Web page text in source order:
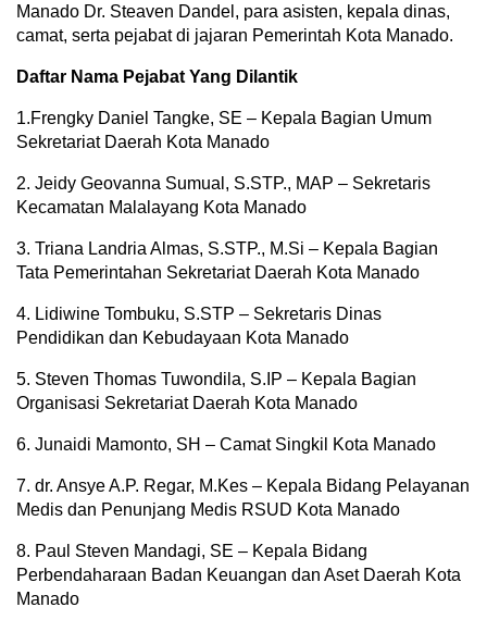
Manado Dr. Steaven Dandel, para asisten, kepala dinas,
camat, serta pejabat di jajaran Pemerintah Kota Manado.
Daftar Nama Pejabat Yang Dilantik
1.Frengky Daniel Tangke, SE – Kepala Bagian Umum
Sekretariat Daerah Kota Manado
2. Jeidy Geovanna Sumual, S.STP., MAP – Sekretaris
Kecamatan Malalayang Kota Manado
3. Triana Landria Almas, S.STP., M.Si – Kepala Bagian
Tata Pemerintahan Sekretariat Daerah Kota Manado
4. Lidiwine Tombuku, S.STP – Sekretaris Dinas
Pendidikan dan Kebudayaan Kota Manado
5. Steven Thomas Tuwondila, S.IP – Kepala Bagian
Organisasi Sekretariat Daerah Kota Manado
6. Junaidi Mamonto, SH – Camat Singkil Kota Manado
7. dr. Ansye A.P. Regar, M.Kes – Kepala Bidang Pelayanan
Medis dan Penunjang Medis RSUD Kota Manado
8. Paul Steven Mandagi, SE – Kepala Bidang
Perbendaharaan Badan Keuangan dan Aset Daerah Kota
Manado